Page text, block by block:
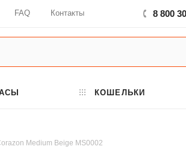
FAQ Контакты 8 800
КОШЕЛЬКИ
Medium Beige MS0002